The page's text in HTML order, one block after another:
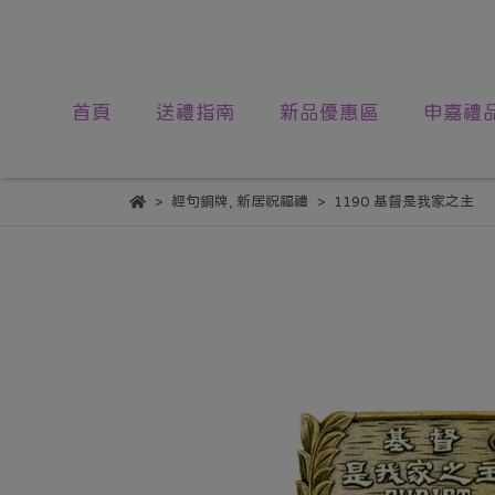
首頁 送禮指南 新品優惠區 申嘉禮
經句銅牌 新居祝福禮 1190 基督是我家之主